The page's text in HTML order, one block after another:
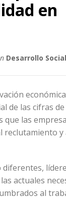
en
Desarrollo Social
de las cifras
que las
y
actuales
al